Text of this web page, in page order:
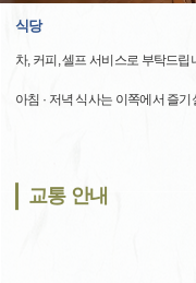
식당
차, 커피, 셀프 서비스로 부탁드립
아침 · 저녁 식사는 이쪽에서 즐
교통 안내